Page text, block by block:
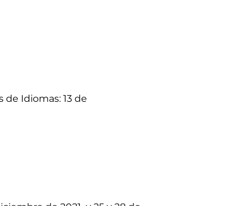
Idiomas: 13 de